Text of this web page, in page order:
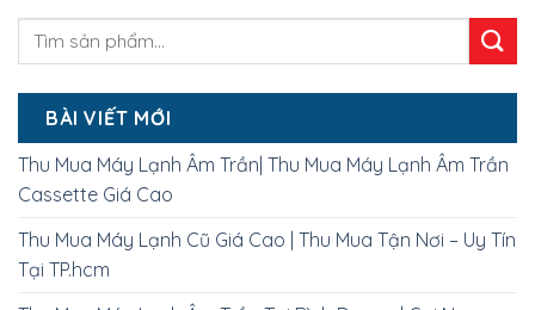
BÀI VIẾT MỚI
Thu Mua Máy Lạnh Âm Trần| Thu Mua Máy Lạnh Âm Trần
Cassette Giá Cao
Thu Mua Máy Lạnh Cũ Giá Cao | Thu Mua Tận Nơi – Uy Tín
Tại TP.hcm